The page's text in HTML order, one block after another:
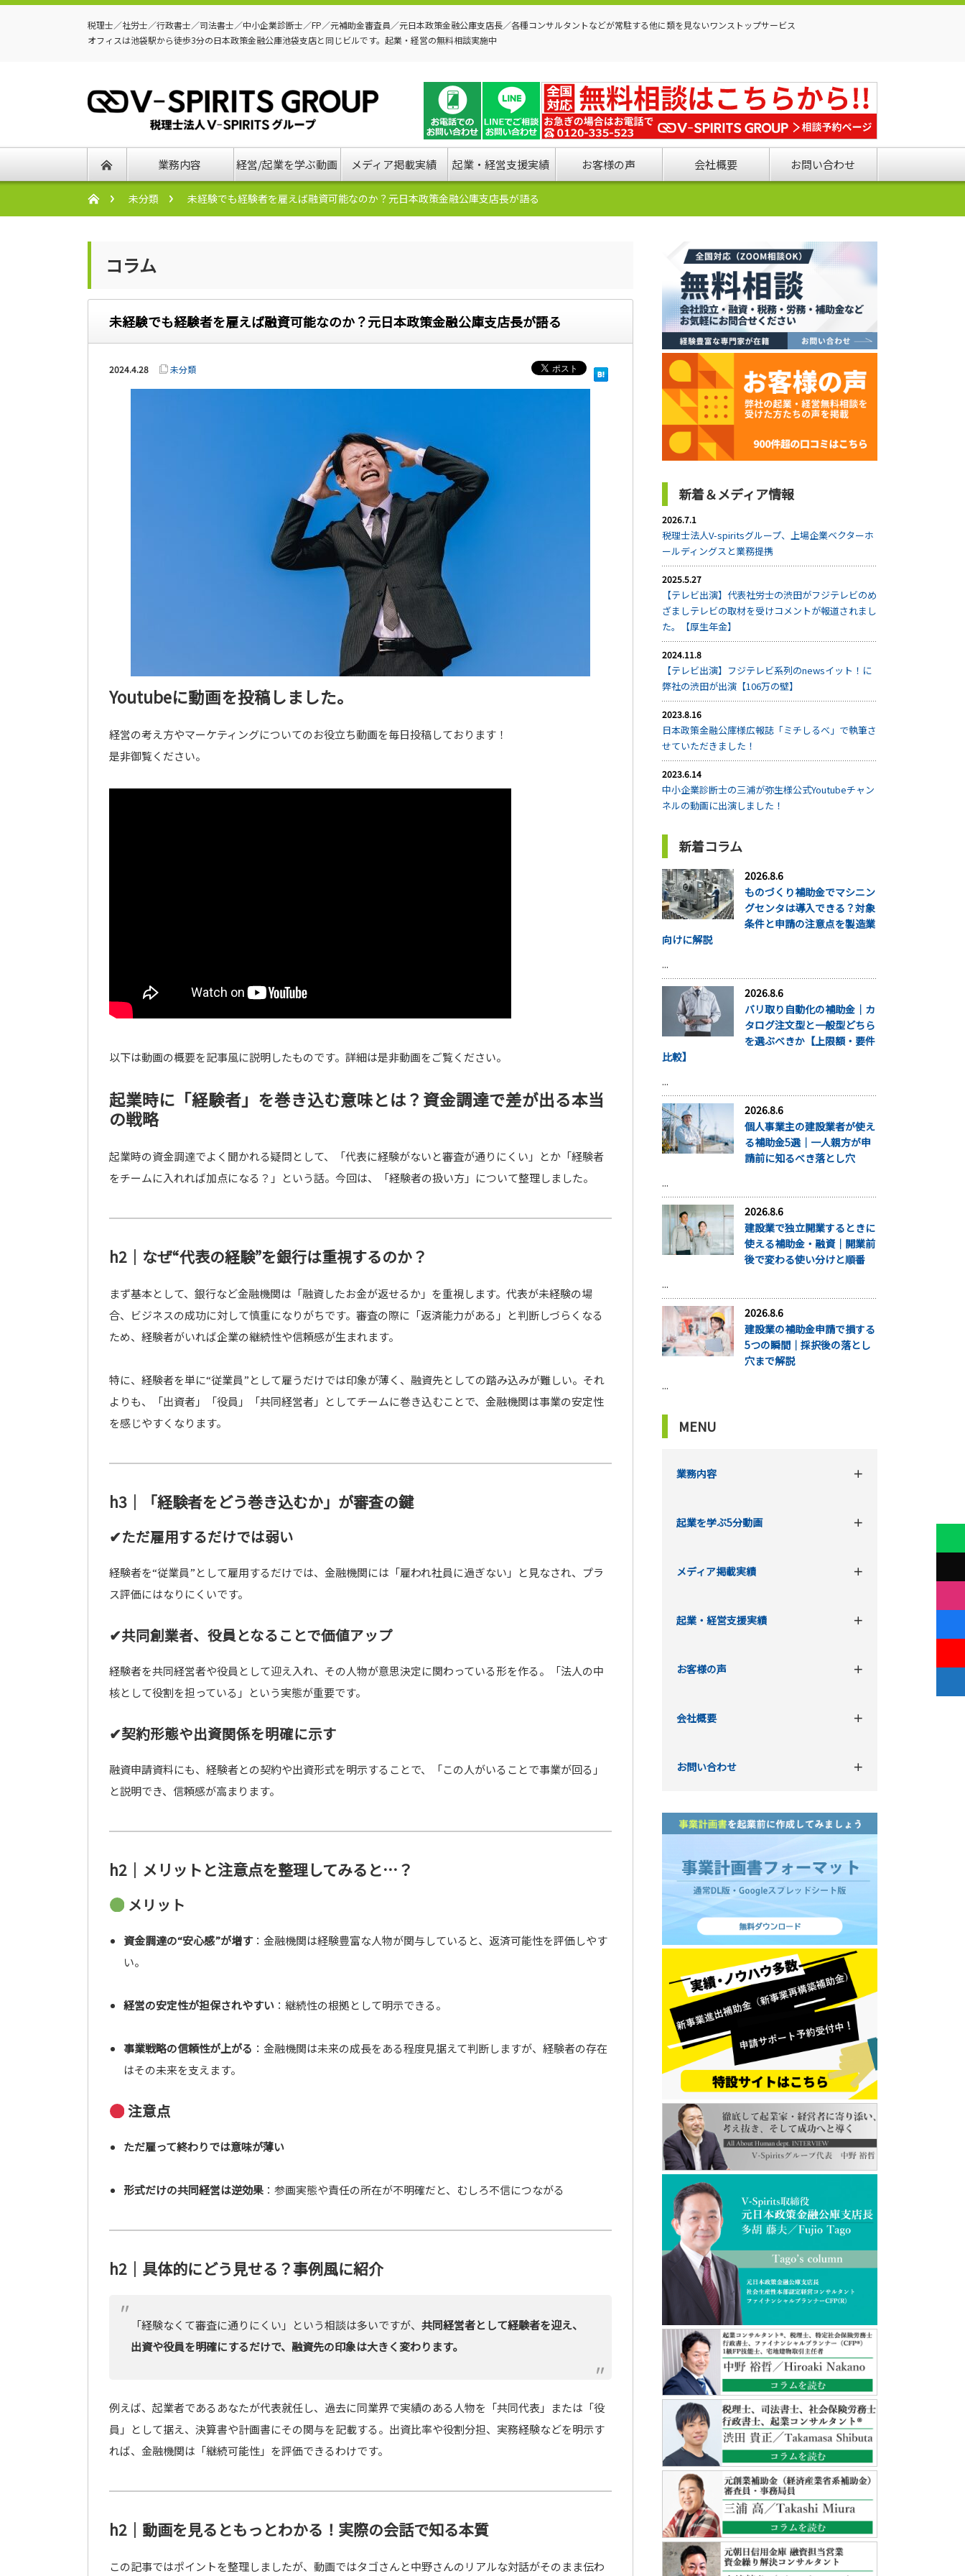
税理士／社労士／行政書士／司法書士／中小企業診断士／FP／元補助金審査員／元日本政策金融公庫支店長／各種コンサルタントなどが常駐する他に類を見ないワンストップサービス
オフィスは池袋駅から徒歩3分の日本政策金融公庫池袋支店と同じビルです。起業・経営の無料相談実施中
業務内容 経営/起業を学ぶ動画 メディア掲載実績 起業・経営支援実績 お客様の声 会社概要 お問い合わせ
未分類 未経験でも経験者を雇えば融資可能なのか？元日本政策金融公庫支店長が語る
コラム
未経験でも経験者を雇えば融資可能なのか？元日本政策金融公庫支店長が語る
2024.4.28 未分類
Youtubeに動画を投稿しました。
経営の考え方やマーケティングについてのお役立ち動画を毎日投稿しております！
是非御覧ください。
以下は動画の概要を記事風に説明したものです。詳細は是非動画をご覧ください。
起業時に「経験者」を巻き込む意味とは？資金調達で差が出る本当
の戦略
起業時の資金調達でよく聞かれる疑問として、「代表に経験がないと審査が通りにくい」とか「経験者
をチームに入れれば加点になる？」という話。今回は、「経験者の扱い方」について整理しました。
h2｜なぜ“代表の経験”を銀行は重視するのか？
まず基本として、銀行など金融機関は「融資したお金が返せるか」を重視します。代表が未経験の場
合、ビジネスの成功に対して慎重になりがちです。審査の際に「返済能力がある」と判断しづらくなる
ため、経験者がいれば企業の継続性や信頼感が生まれます。
特に、経験者を単に“従業員”として雇うだけでは印象が薄く、融資先としての踏み込みが難しい。それ
よりも、「出資者」「役員」「共同経営者」としてチームに巻き込むことで、金融機関は事業の安定性
を感じやすくなります。
h3｜「経験者をどう巻き込むか」が審査の鍵
✔ただ雇用するだけでは弱い
経験者を“従業員”として雇用するだけでは、金融機関には「雇われ社員に過ぎない」と見なされ、プラ
ス評価にはなりにくいです。
✔共同創業者、役員となることで価値アップ
経験者を共同経営者や役員として迎え入れ、その人物が意思決定に関わっている形を作る。「法人の中
核として役割を担っている」という実態が重要です。
✔契約形態や出資関係を明確に示す
融資申請資料にも、経験者との契約や出資形式を明示することで、「この人がいることで事業が回る」
と説明でき、信頼感が高まります。
h2｜メリットと注意点を整理してみると…？
メリット
資金調達の“安心感”が増す：金融機関は経験豊富な人物が関与していると、返済可能性を評価しやす
い。
経営の安定性が担保されやすい：継続性の根拠として明示できる。
事業戦略の信頼性が上がる ：金融機関は未来の成長をある程度見据えて判断しますが、経験者の存在
はその未来を支えます。
注意点
ただ雇って終わりでは意味が薄い
形式だけの共同経営は逆効果：参画実態や責任の所在が不明確だと、むしろ不信につながる
h2｜具体的にどう見せる？事例風に紹介
「経験なくて審査に通りにくい」という相談は多いですが、 共同経営者として経験者を迎え、
出資や役員を明確にするだけで、融資先の印象は大きく変わります。
例えば、起業者であるあなたが代表就任し、過去に同業界で実績のある人物を「共同代表」または「役
員」として据え、決算書や計画書にその関与を記載する。出資比率や役割分担、実務経験などを明示す
れば、金融機関は「継続可能性」を評価できるわけです。
h2｜動画を見るともっとわかる！実際の会話で知る本質
この記事ではポイントを整理しましたが、動画ではタゴさんと中野さんのリアルな対話がそのまま伝わ
新着＆メディア情報
2026.7.1
税理士法人V-spiritsグループ、上場企業ベクターホ
ールディングスと業務提携
2025.5.27
【テレビ出演】代表社労士の渋田がフジテレビのめ
ざましテレビの取材を受けコメントが報道されまし
た。【厚生年金】
2024.11.8
【テレビ出演】フジテレビ系列のnewsイット！に
弊社の渋田が出演【106万の壁】
2023.8.16
日本政策金融公庫様広報誌「ミチしるべ」で執筆さ
せていただきました！
2023.6.14
中小企業診断士の三浦が弥生様公式Youtubeチャン
ネルの動画に出演しました！
新着コラム
2026.8.6
ものづくり補助金でマシニン
グセンタは導入できる？対象
条件と申請の注意点を製造業
向けに解説
...
2026.8.6
バリ取り自動化の補助金｜カ
タログ注文型と一般型どちら
を選ぶべきか【上限額・要件
比較】
...
2026.8.6
個人事業主の建設業者が使え
る補助金5選｜一人親方が申
請前に知るべき落とし穴
...
2026.8.6
建設業で独立開業するときに
使える補助金・融資｜開業前
後で変わる使い分けと順番
...
2026.8.6
建設業の補助金申請で損する
5つの瞬間｜採択後の落とし
穴まで解説
...
MENU
業務内容
起業を学ぶ5分動画
メディア掲載実績
起業・経営支援実績
お客様の声
会社概要
お問い合わせ